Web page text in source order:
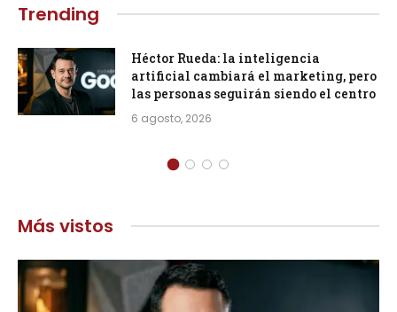
Trending
Héctor Rueda: la inteligencia
artificial cambiará el marketing, pero
las personas seguirán siendo el centro
6 agosto, 2026
Más vistos